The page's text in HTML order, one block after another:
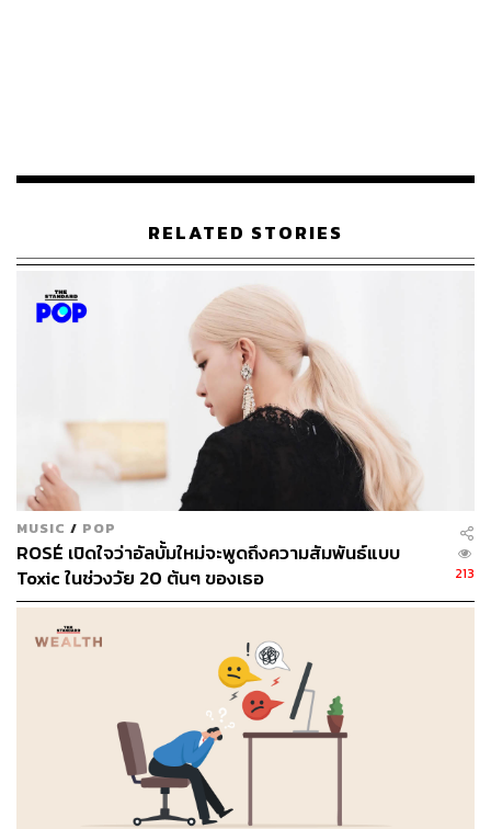
นะครับ แถมการรับรู้ของเรายังแบ่งเป็นสองส่วนใหญ่ๆ คือ
โจนาธาน เฮดต์ (Jonathan Haidt) ผู้เขียนหนังสือHappiness
Hypothesis
บอกว่าสมองส่วนจิตใต้สำนึกนั้นเป็นเหมือน
‘ช้าง’ ตัวใหญ่ๆ ที่มักจะทำอะไรไปโดยอัตโนมัติ แล้วพอช้าง
ตัวใหญ่ มันก็ย่อมมีพลังมาก ในขณะที่จิตสำนึกรู้ตัวนั้นเป็น
เหมือนควาญช้างที่คอยควบคุมช้าง แต่เราก็คงรู้นะครับว่า
ควาญควบคุมช้างไม่ได้ตลอดเวลาหรอก แล้วที่สำคัญก็คือ
กำลังวังชาของควาญช้างนั้นเมื่อเทียบกับช้างแล้วต้องบอกว่า
น้อยนิดเอามากๆ ดังนั้น เผลอนิดเดียว จิตใต้สำนึกก็จะทำงาน
ไปตามความคุ้นเคยของเรา
อย่างที่บอกกันว่า พฤติกรรมดีๆ นั้นทำยาก เพราะต้องใช้
เรี่ยวแรงพลังของควาญช้างมาคอยบังคับควบคุม แต่
พฤติกรรมที่เราคุ้นเคยหรือสั่งสมมาจนตลอดชีวิตนี่สิเป็นเรื่อง
ที่เกิดขึ้นได้ง่าย เพราะมันเป็นไปโดยกำลังของช้าง
ความ Toxic ก็เหมือนกันครับ เขาบอกว่ามันเป็นพฤติกรรมที่
‘ดำเนินไปได้เอง’ (Self-Perpetuating) ซึ่งถ้าย้อนกลับไปดูตอน
พฤติกรรม Toxic นั้นมันไปกระตุ้นศูนย์ราง
วัล (Reward Centers) ในสมองของเราจนทำให้เกิดอาการเส
พติด ก็จะเข้าใจได้ว่าทำไมความ Toxic ถึงเกิดขึ้นได้เองอย่าง
ทั้งนี้ก็เพราะมันไปกระตุ้นความรู้สึกดีเทียม (Pseudo
Feel-Good Feelings) ให้เกิดขึ้นจากการทำงานของศูนย์
RELATED STORIES
MUSIC / POP
ROSÉ เปิดใจว่าอัลบั้มใหม่จะพูดถึงความสัมพันธ์แบบ
Toxic ในช่วงวัย 20 ต้นๆ ของเธอ
213